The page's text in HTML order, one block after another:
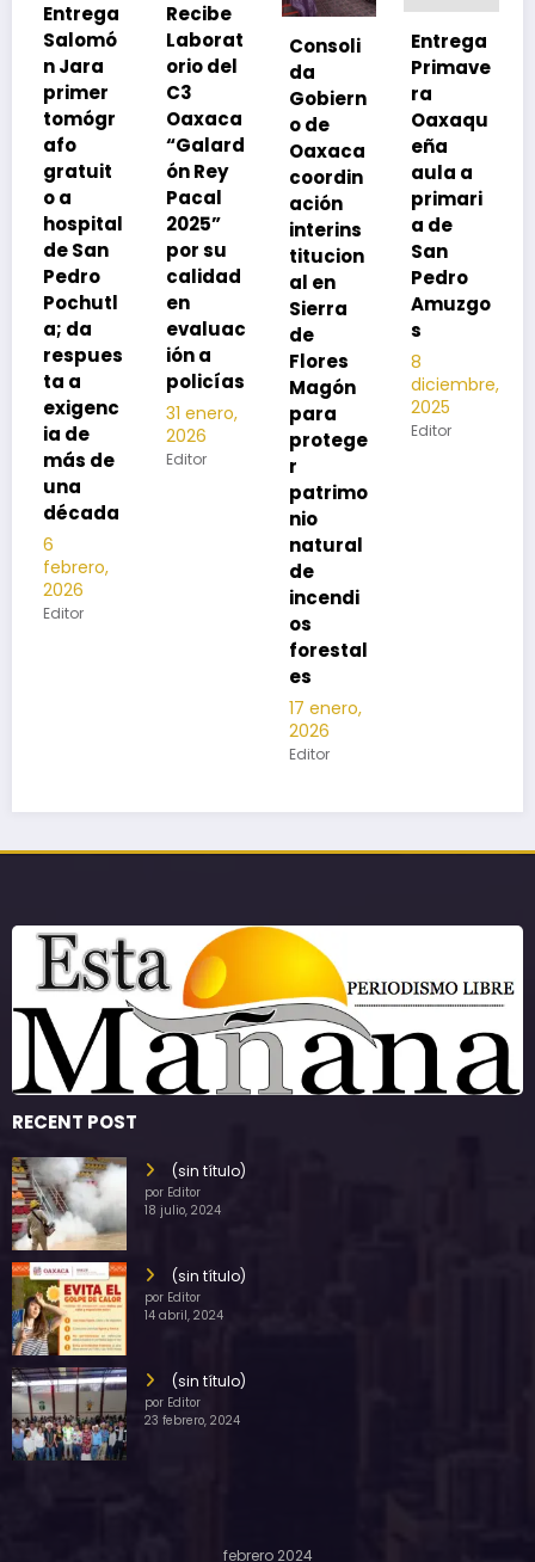
Recibe
Laborat
orio del
C3
Oaxaca
“Galard
ón Rey
Pacal
2025”
por su
calidad
en
evaluac
ión a
policías
31 enero,
2026
Editor
Consoli
da
Gobiern
o de
Oaxaca
coordin
ación
interins
titucion
al en
Sierra
de
Flores
Magón
para
protege
r
Entrega
Primave
ra
Oaxaqu
eña
aula a
primari
a de
San
Pedro
Amuzgo
s
8
diciembre,
2025
Editor
Exhorta
SSO a
vacuna
rse de
neumoc
oco
para
preveni
r la
neumon
ía
13
noviembre,
2025
Editor
RECENT POST
(sin título)
por Editor
18 julio, 2024
(sin título)
por Editor
14 abril, 2024
(sin título)
por Editor
23 febrero, 2024
febrero 2024